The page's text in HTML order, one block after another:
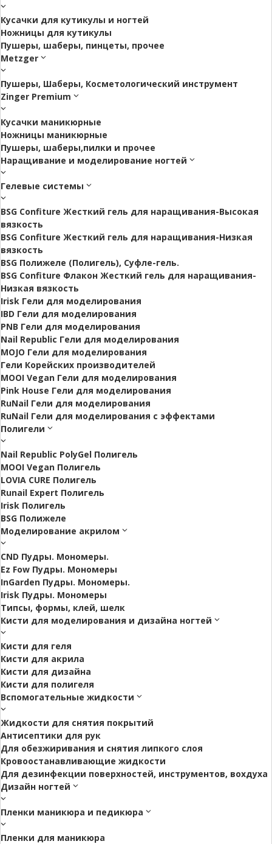
Кусачки для кутикулы и ногтей
Ножницы для кутикулы
Пушеры, шаберы, пинцеты, прочее
Metzger
Пушеры, Шаберы, Косметологический инструмент
Zinger Premium
Кусачки маникюрные
Ножницы маникюрные
Пушеры, шаберы,пилки и прочее
Наращивание и моделирование ногтей
Гелевые системы
BSG Confiture Жесткий гель для наращивания-Высокая
вязкость
BSG Confiture Жесткий гель для наращивания-Низкая
вязкость
BSG Полижеле (Полигель), Суфле-гель.
BSG Confiture Флакон Жесткий гель для наращивания-
Низкая вязкость
Irisk Гели для моделирования
IBD Гели для моделирования
PNB Гели для моделирования
Nail Republic Гели для моделирования
MOJO Гели для моделирования
Гели Корейских производителей
MOOI Vegan Гели для моделирования
Pink House Гели для моделирования
RuNail Гели для моделирования
RuNail Гели для моделирования с эффектами
Полигели
Nail Republic PolyGel Полигель
MOOI Vegan Полигель
LOVIA CURE Полигель
Runail Expert Полигель
Irisk Полигель
BSG Полижеле
Моделирование акрилом
CND Пудры. Мономеры.
Ez Fow Пудры. Мономеры
InGarden Пудры. Мономеры.
Irisk Пудры. Мономеры
Типсы, формы, клей, шелк
Кисти для моделирования и дизайна ногтей
Кисти для геля
Кисти для акрила
Кисти для дизайна
Кисти для полигеля
Вспомогательные жидкости
Жидкости для снятия покрытий
Антисептики для рук
Для обезжиривания и снятия липкого слоя
Кровоостанавливающие жидкости
Для дезинфекции поверхностей, инструментов, вохдуха
Дизайн ногтей
Пленки маникюра и педикюра
Пленки для маникюра